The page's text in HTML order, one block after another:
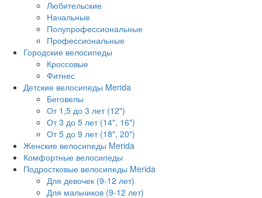
Любительские
Начальные
Полупрофессиональные
Профессиональные
Городские велосипеды
Кроссовые
Фитнес
Детские велосипеды Merida
Беговелы
От 1,5 до 3 лет (12")
От 3 до 5 лет (14", 16")
От 5 до 9 лет (18", 20")
Женские велосипеды Merida
Комфортные велосипеды
Подростковые велосипеды Merida
Для девочек (9-12 лет)
Для мальчиков (9-12 лет)